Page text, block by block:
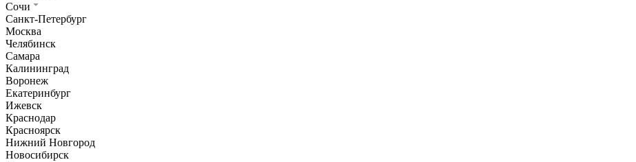
Сочи
Санкт-Петербург
Москва
Челябинск
Самара
Калининград
Воронеж
Екатеринбург
Ижевск
Краснодар
Красноярск
Нижний Новгород
Новосибирск